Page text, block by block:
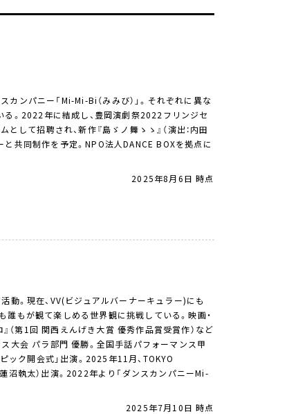
ンパニー「Mi-Mi-Bi（みみび）」。それぞれに異な
。2022年に結成し、豊岡演劇祭2022フリンジセ
して招聘され、新作『島ゞノ舞ゝゝ』（演出：内田
と共同制作を予定。NPO法人DANCE BOXを拠点に
2025年8月6日 時点
動。現在、VV(ビジュアルバーナーキュラー)にも
もが観て楽しめる世界観に挑戦している。映画・
』（第1回 関西えんげき大賞 優秀作品賞受賞作）など
大会 パラ部門 優勝。全国手話パフォーマンス甲
ック開会式」出演。2025年11月、TOKYO
沼執太）出演。2022年より「ダンスカンパニーMi-
2025年7月10日 時点